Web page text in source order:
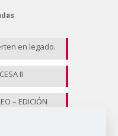
en legado.
II
– EDICIÓN